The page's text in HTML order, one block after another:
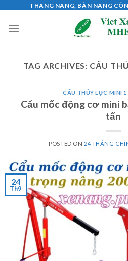
content
THANG NÂNG, BÀN NÂNG
TAG ARCHIVES: CẨU
CẨU THỦY LỰC MINI
Cẩu mốc động cơ mini
tấn
POSTED ON 24 THÁNG
24
Th9